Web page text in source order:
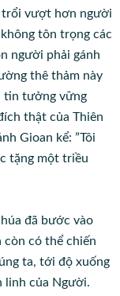
trổi vượt hơn người
tôn trọng các
người phải gánh
thê thảm này
tin tưởng vững
thật của Thiên
Gioan kể: ”Tôi
tặng một triều
đã bước vào
còn có thể chiến
ta, tới độ xuống
linh của Người.